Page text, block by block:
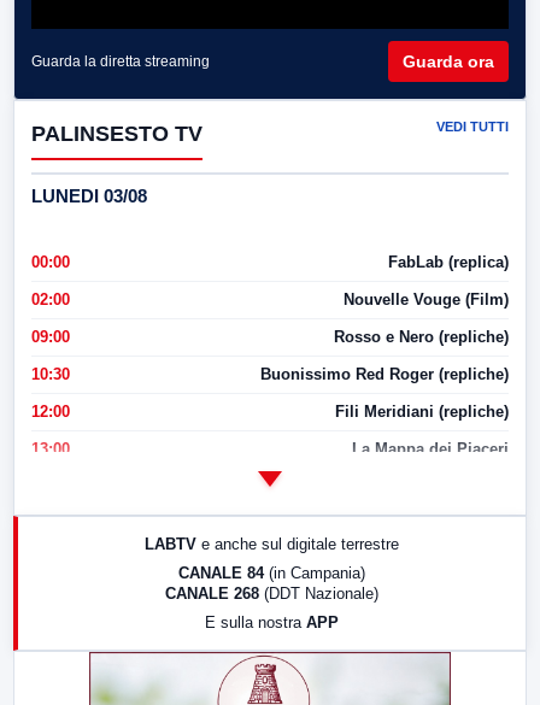
Guarda la diretta streaming Guarda ora
PALINSESTO TV VEDI TUTTI
LUNEDI 03/08
00:00 FabLab (replica)
02:00 Nouvelle Vouge (Film)
09:00 Rosso e Nero (repliche)
10:30 Buonissimo Red Roger (repliche)
12:00 Fili Meridiani (repliche)
13:00 La Mappa dei Piaceri
17:00 LabNews (replica)
LABTV e anche sul digitale terrestre
CANALE 84 (in Campania)
CANALE 268 (DDT Nazionale)
E sulla nostra APP